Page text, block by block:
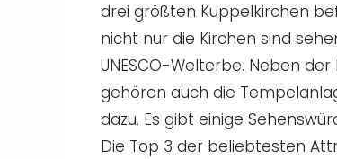
drei größten Kuppelkirchen
nicht nur die Kirchen sind
UNESCO-Welterbe. Neben
gehören auch die
dazu. Es gibt einige
Die Top 3 der beliebtesten